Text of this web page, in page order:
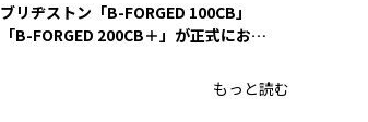
ブリヂストン「B-FORGED 100CB」
「B-FORGED 200CB＋」が正式にお披
もっと読む